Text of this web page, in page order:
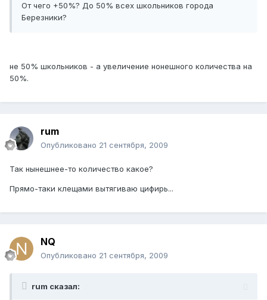
От чего +50%? До 50% всех школьников города
Березники?
не 50% школьников - а увеличение нонешного количества на
50%.
rum
Опубликовано 21 сентября, 2009
Так нынешнее-то количество какое?
Прямо-таки клещами вытягиваю цифирь...
NQ
Опубликовано 21 сентября, 2009
rum сказал: